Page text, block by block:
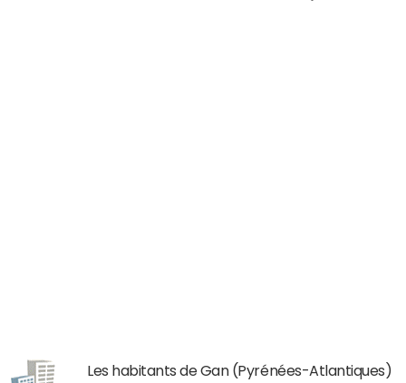
Les habitants de Gan (Pyrénées-Atlantiques)